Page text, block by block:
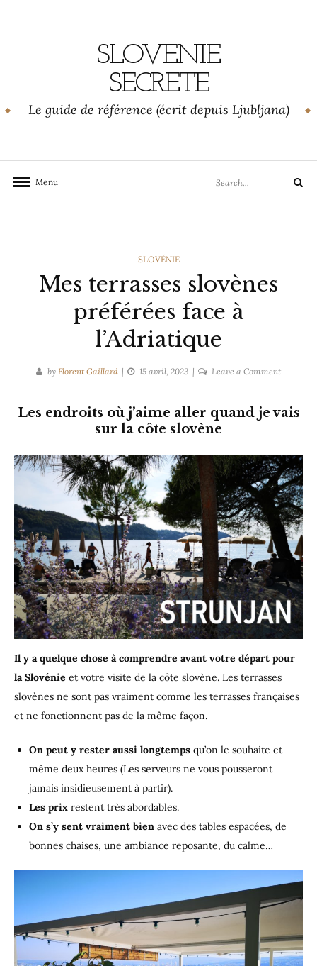
SLOVENIE
SECRETE
Le guide de référence (écrit depuis Ljubljana)
Menu
for:
Search
CATEGORIES
SLOVÉNIE
Mes terrasses slovènes
préférées face à
l’Adriatique
by Florent Gaillard 15 avril, 2023 Leave a Commenton
slovènes
à
Les endroits où j’aime aller quand je vais
sur la côte slovène
Il y a quelque chose à comprendre avant votre départ pour
la Slovénie et votre visite de la côte slovène. Les terrasses
slovènes ne sont pas vraiment comme les terrasses françaises
et ne fonctionnent pas de la même façon.
On peut y rester aussi longtemps qu’on le souhaite et
même deux heures (Les serveurs ne vous pousseront
jamais insidieusement à partir).
Les prix restent très abordables.
On s’y sent vraiment bien avec des tables espacées, de
bonnes chaises, une ambiance reposante, du calme…